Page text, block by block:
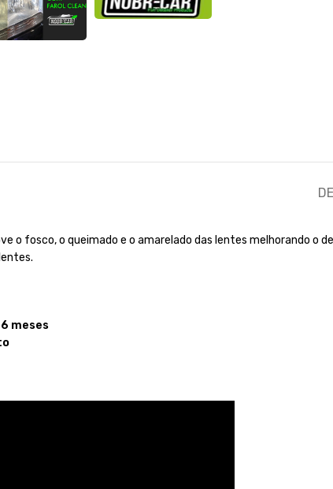
o fosco, o queimado e o amarelado das lentes melhorando
meses